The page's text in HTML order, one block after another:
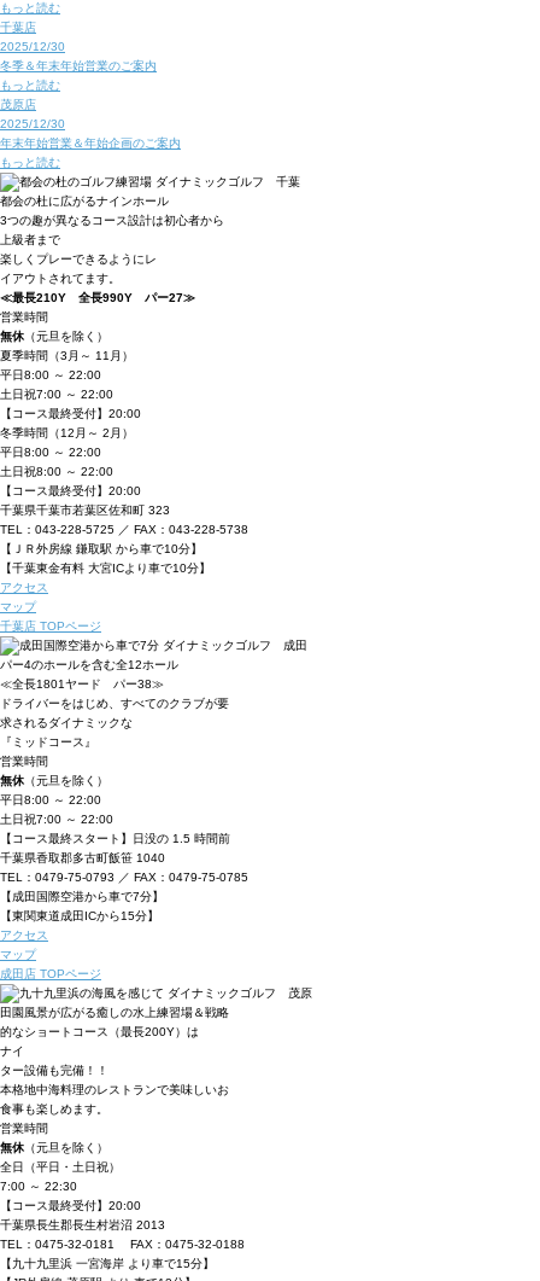
もっと読む
千葉店
2025/12/30
冬季＆年末年始営業のご案内
もっと読む
茂原店
2025/12/30
年末年始営業＆年始企画のご案内
もっと読む
都会の杜に広がるナインホール
3つの趣が異なるコース設計は初心者から
上級者まで
楽しくプレーできるようにレ
イアウトされてます。
≪最長210Y 全長990Y パー27≫
営業時間
無休 （元旦を除く）
夏季時間 （3月～ 11月）
平日8:00 ～ 22:00
土日祝7:00 ～ 22:00
【コース最終受付】20:00
冬季時間 （12月～ 2月）
平日8:00 ～ 22:00
土日祝8:00 ～ 22:00
【コース最終受付】20:00
千葉県千葉市若葉区佐和町 323
TEL：043-228-5725 ／ FAX：043-228-5738
【ＪＲ外房線 鎌取駅 から車で10分】
【千葉東金有料 大宮ICより車で10分】
アクセス
マップ
千葉店 TOPページ
パー4のホールを含む全12ホール
≪全長1801ヤード パー38≫
ドライバーをはじめ、すべてのクラブが要
求されるダイナミックな
『ミッドコース』
営業時間
無休 （元旦を除く）
平日8:00 ～ 22:00
土日祝7:00 ～ 22:00
【コース最終スタート】日没の 1.5 時間前
千葉県香取郡多古町飯笹 1040
TEL：0479-75-0793 ／ FAX：0479-75-0785
【成田国際空港から車で7分】
【東関東道成田ICから15分】
アクセス
マップ
成田店 TOPページ
田園風景が広がる癒しの水上練習場＆戦略
的なショートコース（最長200Y）は
ナイ
ター設備も完備！！
本格地中海料理のレストランで美味しいお
食事も楽しめます。
営業時間
無休 （元旦を除く）
全日（平日・土日祝）
7:00 ～ 22:30
【コース最終受付】20:00
千葉県長生郡長生村岩沼 2013
TEL：0475-32-0181 FAX：0475-32-0188
【九十九里浜 一宮海岸 より車で15分】